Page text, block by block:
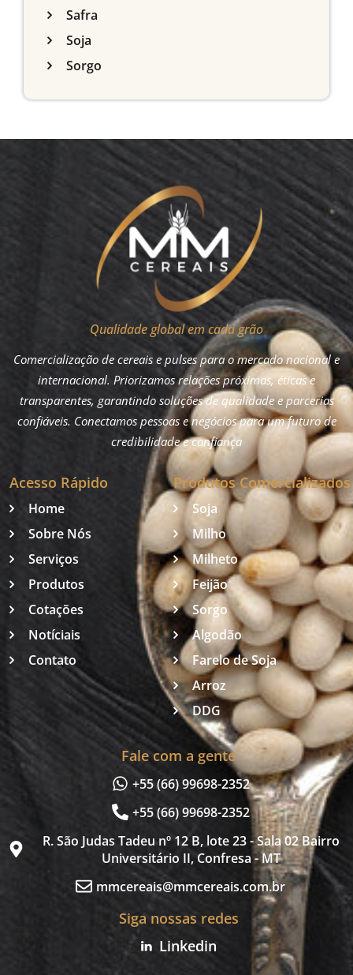
Safra
Soja
Sorgo
Qualidade global em cada grão
Comercialização de cereais e pulses para o mercado nacional e
internacional. Priorizamos relações próximas, éticas e
transparentes, garantindo soluções de qualidade e parcerias
confiáveis. Conectamos pessoas e negócios para um futuro de
credibilidade e confiança
Acesso Rápido
Home
Sobre Nós
Serviços
Produtos
Cotações
Notíciais
Contato
Produtos Comercializados
Soja
Milho
Milheto
Feijão
Sorgo
Algodão
Farelo de Soja
Arroz
DDG
Fale com a gente
+55 (66) 99698-2352
+55 (66) 99698-2352
R. São Judas Tadeu nº 12 B, lote 23 - Sala 02 Bairro
Universitário II, Confresa - MT
mmcereais@mmcereais.com.br
Siga nossas redes
Linkedin